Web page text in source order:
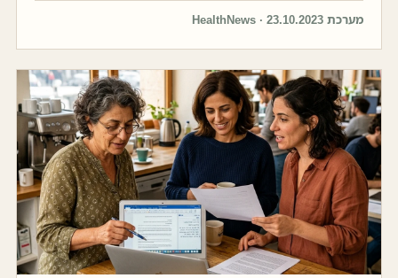
מערכת HealthNews · 23.10.2023